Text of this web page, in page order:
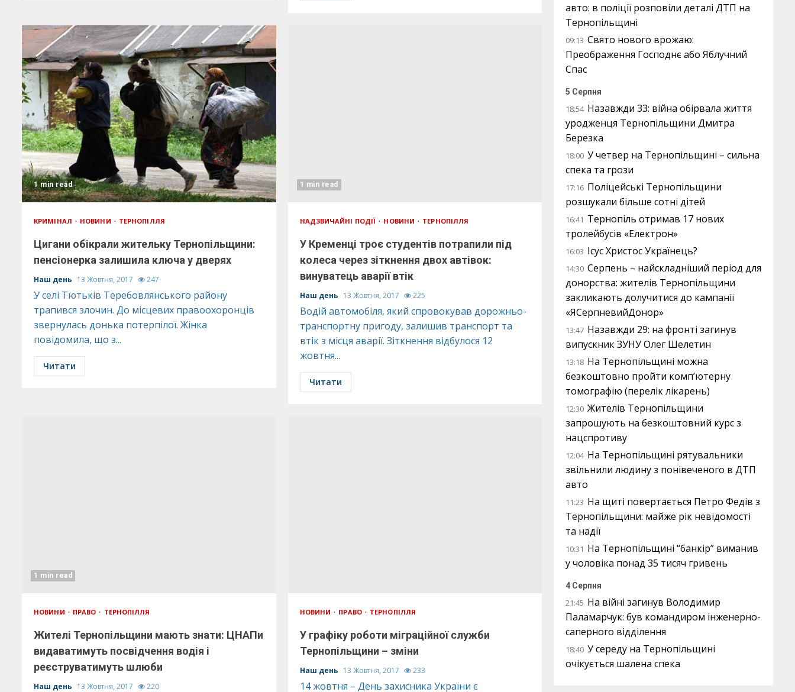
1 min read
КРИМІНАЛ НОВИНИ ТЕРНОПІЛЛЯ
Цигани обікрали жительку Тернопільщини:
пенсіонерка залишила ключа у дверях
Наш день 13 Жовтня, 2017 247
У селі Тютьків Теребовлянського району
трапився злочин. До місцевих правоохоронців
звернулась донька потерпілої. Жінка
повідомила, що з...
Читати
1 min read
НАДЗВИЧАЙНІ ПОДІЇ НОВИНИ ТЕРНОПІЛЛЯ
У Кременці троє студентів потрапили під
колеса через зіткнення двох автівок:
винуватець аварії втік
Наш день 13 Жовтня, 2017 225
Водій автомобіля, який спровокував дорожньо-
транспортну пригоду, залишив транспорт та
втік з місця аварії. Зіткнення відбулося 12
жовтня...
Читати
1 min read
НОВИНИ ПРАВО ТЕРНОПІЛЛЯ
Жителі Тернопільщини мають знати: ЦНАПи
видаватимуть посвідчення водія і
реєструватимуть шлюби
Наш день 13 Жовтня, 2017 220
НОВИНИ ПРАВО ТЕРНОПІЛЛЯ
У графіку роботи міграційної служби
Тернопільщини – зміни
Наш день 13 Жовтня, 2017 233
14 жовтня – День захисника України є
авто: в поліції розповіли деталі ДТП на
Тернопільщині
09:13 Свято нового врожаю:
Преображення Господнє або Яблучний
Спас
5 Серпня
18:54 Назавжди 33: війна обірвала життя
уродженця Тернопільщини Дмитра
Березка
18:00 У четвер на Тернопільщині – сильна
спека та грози
17:16 Поліцейські Тернопільщини
розшукали більше сотні дітей
16:41 Тернопіль отримав 17 нових
тролейбусів «Електрон»
16:03 Ісус Христос Українець?
14:30 Серпень – найскладніший період для
донорства: жителів Тернопільщини
закликають долучитися до кампанії
«ЯСерпневийДонор»
13:47 Назавжди 29: на фронті загинув
випускник ЗУНУ Олег Шелетин
13:18 На Тернопільщині можна
безкоштовно пройти комп’ютерну
томографію (перелік лікарень)
12:30 Жителів Тернопільщини
запрошують на безкоштовний курс з
нацспротиву
12:04 На Тернопільщині рятувальники
звільнили людину з понівеченого в ДТП
авто
11:23 На щиті повертається Петро Федів з
Тернопільщини: майже рік невідомості
та надії
10:31 На Тернопільщині “банкір” виманив
у чоловіка понад 35 тисяч гривень
4 Серпня
21:45 На війні загинув Володимир
Паламарчук: був командиром інженерно-
саперного відділення
18:40 У середу на Тернопільщині
очікується шалена спека